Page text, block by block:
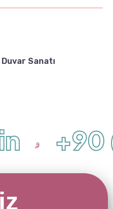
Duvar Sanatı
+90